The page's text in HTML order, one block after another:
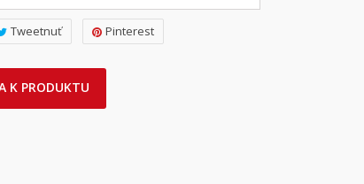
Tweetnuť Pinterest
K PRODUKTU